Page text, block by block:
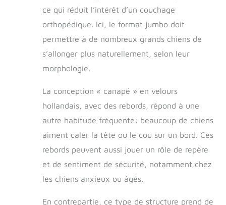
ce qui réduit l’intérêt d’un couchage
orthopédique. Ici, le format jumbo doit
permettre à de nombreux grands chiens de
s’allonger plus naturellement, selon leur
morphologie.
La conception « canapé » en velours
hollandais, avec des rebords, répond à une
autre habitude fréquente: beaucoup de chiens
aiment caler la tête ou le cou sur un bord. Ces
rebords peuvent aussi jouer un rôle de repère
et de sentiment de sécurité, notamment chez
les chiens anxieux ou âgés.
En contrepartie, ce type de structure prend de